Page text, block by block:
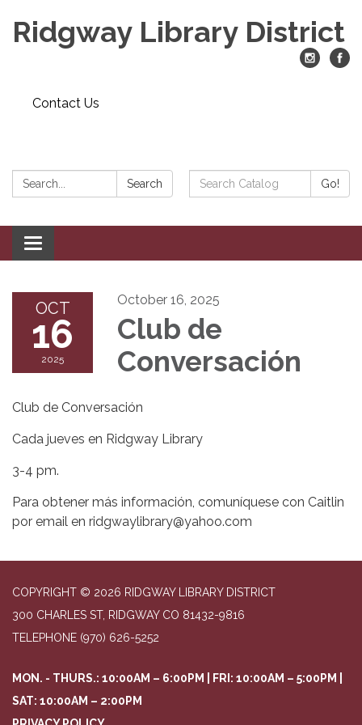
Ridgway Library District
Contact Us
Search: Search
Search
Catalog:
Go!
Toggle
navigation
OCT
16
2025
October 16, 2025
Club de
Conversación
Club de Conversación
Cada jueves en Ridgway Library
3-4 pm.
Para obtener más información, comuníquese con Caitlin
por email en ridgwaylibrary@yahoo.com
COPYRIGHT © 2026 RIDGWAY LIBRARY DISTRICT
300 CHARLES ST, RIDGWAY CO 81432-9816
TELEPHONE (970) 626-5252
MON. - THURS.: 10:00AM – 6:00PM | FRI: 10:00AM – 5:00PM |
SAT: 10:00AM – 2:00PM